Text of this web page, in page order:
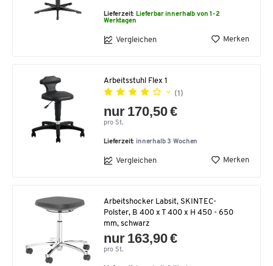
Lieferzeit:Lieferbar innerhalb von 1-2
Werktagen
Vergleichen Merken
Arbeitsstuhl Flex 1
(1)
nur 170,50 €
pro St.
Lieferzeit: innerhalb 3 Wochen
Vergleichen Merken
Arbeitshocker Labsit, SKINTEC-
Polster, B 400 x T 400 x H 450 - 650
mm, schwarz
nur 163,90 €
pro St.